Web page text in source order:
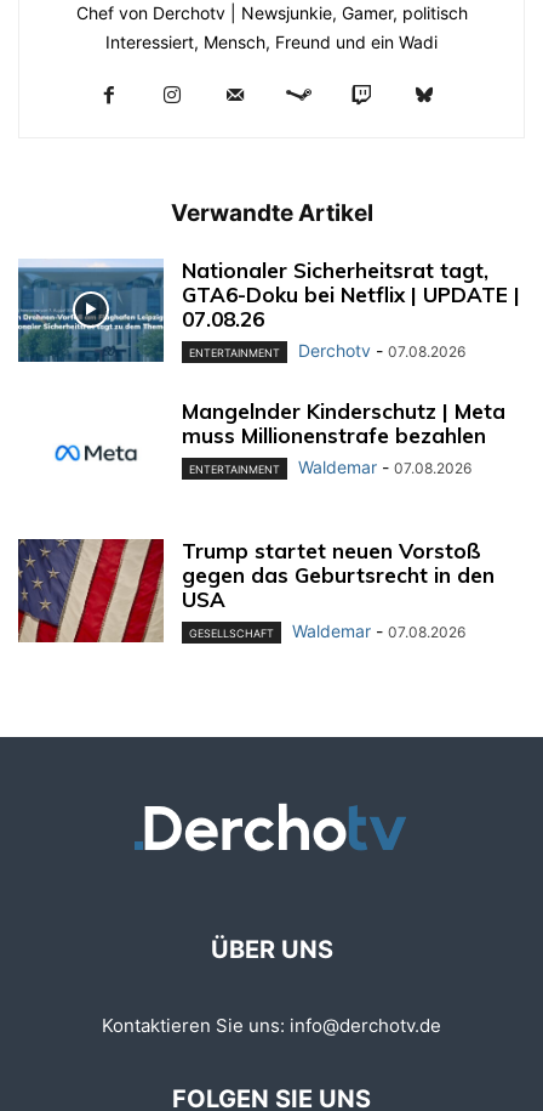
Chef von Derchotv | Newsjunkie, Gamer, politisch
Interessiert, Mensch, Freund und ein Wadi
Verwandte Artikel
Nationaler Sicherheitsrat tagt,
GTA6-Doku bei Netflix | UPDATE |
07.08.26
ENTERTAINMENT Derchotv - 07.08.2026
Mangelnder Kinderschutz | Meta
muss Millionenstrafe bezahlen
ENTERTAINMENT Waldemar - 07.08.2026
Trump startet neuen Vorstoß
gegen das Geburtsrecht in den
USA
GESELLSCHAFT Waldemar - 07.08.2026
ÜBER UNS
Kontaktieren Sie uns: info@derchotv.de
FOLGEN SIE UNS